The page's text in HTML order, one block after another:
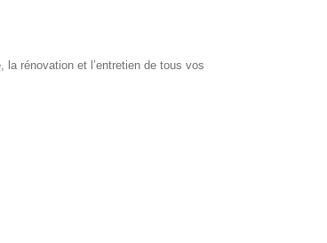
rénovation et l’entretien de tous vos